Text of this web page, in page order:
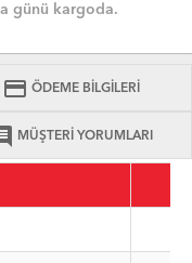
günü kargoda.
credit_card ÖDEME BİLGİLERİ
MÜŞTERİ YORUMLARI